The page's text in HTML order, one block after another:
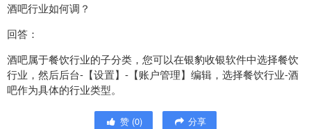
酒吧行业如何调？
回答：
酒吧属于餐饮行业的子分类，您可以在银豹收银软件中选择餐饮
行业，然后后台-【设置】-【账户管理】编辑，选择餐饮行业-酒
吧作为具体的行业类型。
赞 (0) 分享